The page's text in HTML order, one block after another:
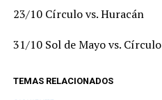
23/10 Círculo vs. Huracán
31/10 Sol de Mayo vs. Círculo
TEMAS RELACIONADOS